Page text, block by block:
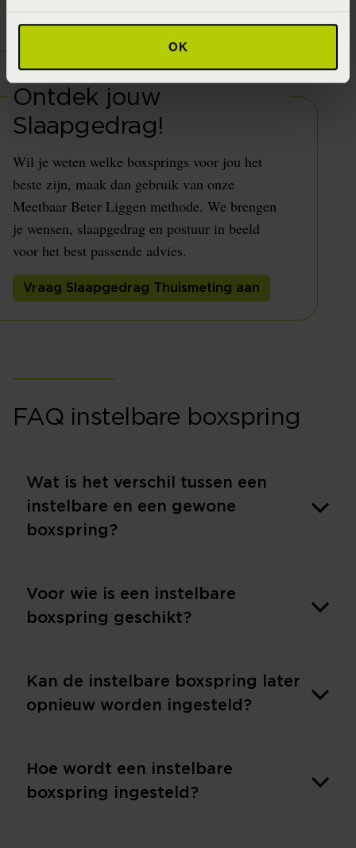
OK
Ontdek jouw
Slaapgedrag!
Wil je weten welke boxsprings voor jou het
beste zijn, maak dan gebruik van onze
Meetbaar Beter Liggen methode. We brengen
je wensen, slaapgedrag en postuur in beeld
voor het best passende advies.
Vraag Slaapgedrag Thuismeting aan
FAQ instelbare boxspring
Wat is het verschil tussen een
instelbare en een gewone
boxspring?
Voor wie is een instelbare
boxspring geschikt?
Kan de instelbare boxspring later
opnieuw worden ingesteld?
Hoe wordt een instelbare
boxspring ingesteld?